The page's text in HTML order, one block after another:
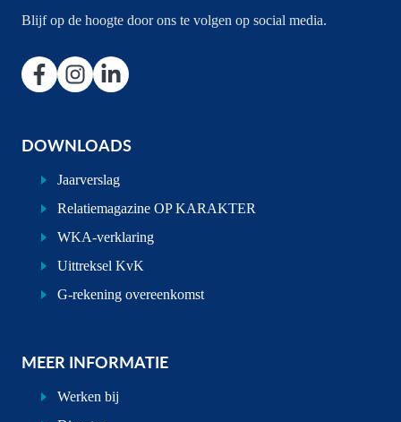
Blijf op de hoogte door ons te volgen op social media.
DOWNLOADS
Jaarverslag
Relatiemagazine OP KARAKTER
WKA-verklaring
Uittreksel KvK
G-rekening overeenkomst
MEER INFORMATIE
Werken bij